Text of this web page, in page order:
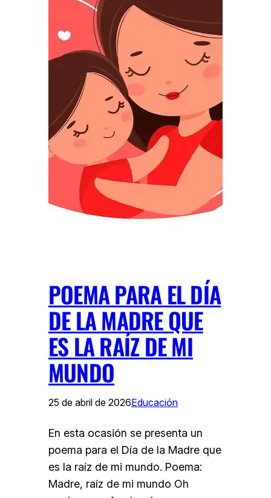
POEMA PARA EL DÍA
DE LA MADRE QUE
ES LA RAÍZ DE MI
MUNDO
25 de abril de 2026Educación
En esta ocasión se presenta un
poema para el Día de la Madre que
es la raíz de mi mundo. Poema:
Madre, raíz de mi mundo Oh